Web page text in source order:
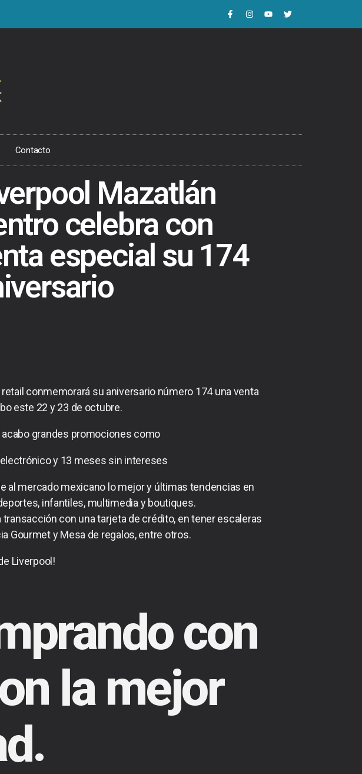
Contacto
Mazatlán
celebra con
especial su 174
conmemorará su aniversario número 174 una venta
este 22 y 23 de octubre.
grandes promociones como
y 13 meses sin intereses
al mercado mexicano lo mejor y últimas tendencias en
infantiles, multimedia y boutiques.
con una tarjeta de crédito, en tener escaleras
Gourmet y Mesa de regalos, entre otros.
Liverpool!
con
la mejor